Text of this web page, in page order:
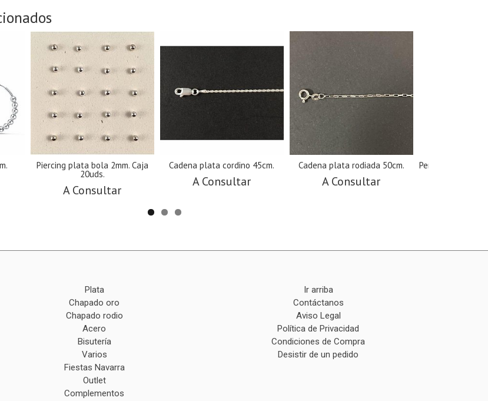
Piercing plata bola 2mm. Caja
20uds.
A Consultar
Cadena plata cordino 45cm.
A Consultar
Cadena plata rodiada 50cm.
A Consultar
Pendientes plata
Plata
Chapado oro
Chapado rodio
Acero
Bisutería
Varios
Fiestas Navarra
Outlet
Complementos
Ir arriba
Contáctanos
Aviso Legal
Política de Privacidad
Condiciones de Compra
Desistir de un pedido